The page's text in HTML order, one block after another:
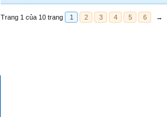
Trang 1 của 10 trang 1 2 3 4 5 6 →